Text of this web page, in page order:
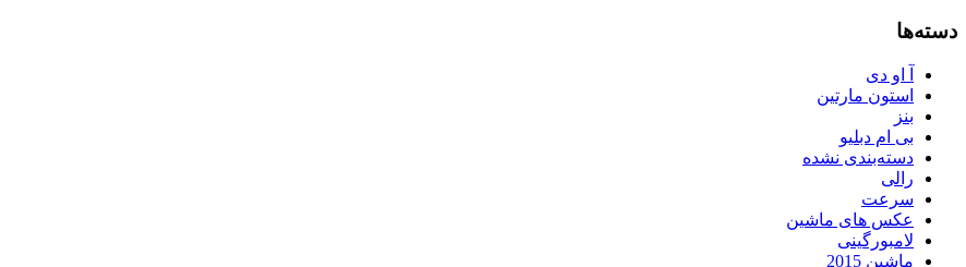
دسته‌ها
آ او دی
استون مارتین
بنز
بی ام دبلیو
دسته‌بندی نشده
رالی
سرعت
عکس های ماشین
لامبورگینی
ماشین 2015